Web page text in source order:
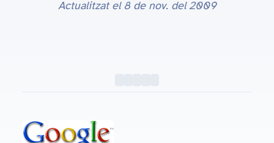
Actualitzat el 8 de nov. del 2009